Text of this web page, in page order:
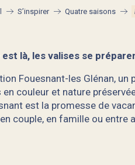
S’inspirer Quatre saisons
est là, les valises se
Fouesnant-les Glénan,
en couleur et nature
est la promesse de
couple, en famille ou entre